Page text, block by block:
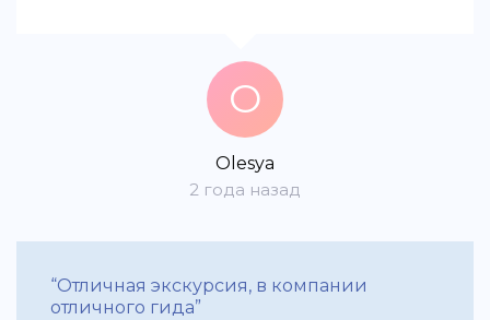
O
Olesya
2 года назад
“Отличная экскурсия, в компании
отличного гида”